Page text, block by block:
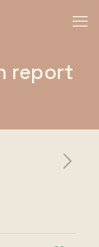
report